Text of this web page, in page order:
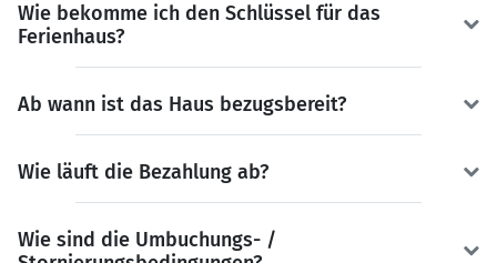
Wie bekomme ich den Schlüssel für das
Ferienhaus?
Ab wann ist das Haus bezugsbereit?
Wie läuft die Bezahlung ab?
Wie sind die Umbuchungs- /